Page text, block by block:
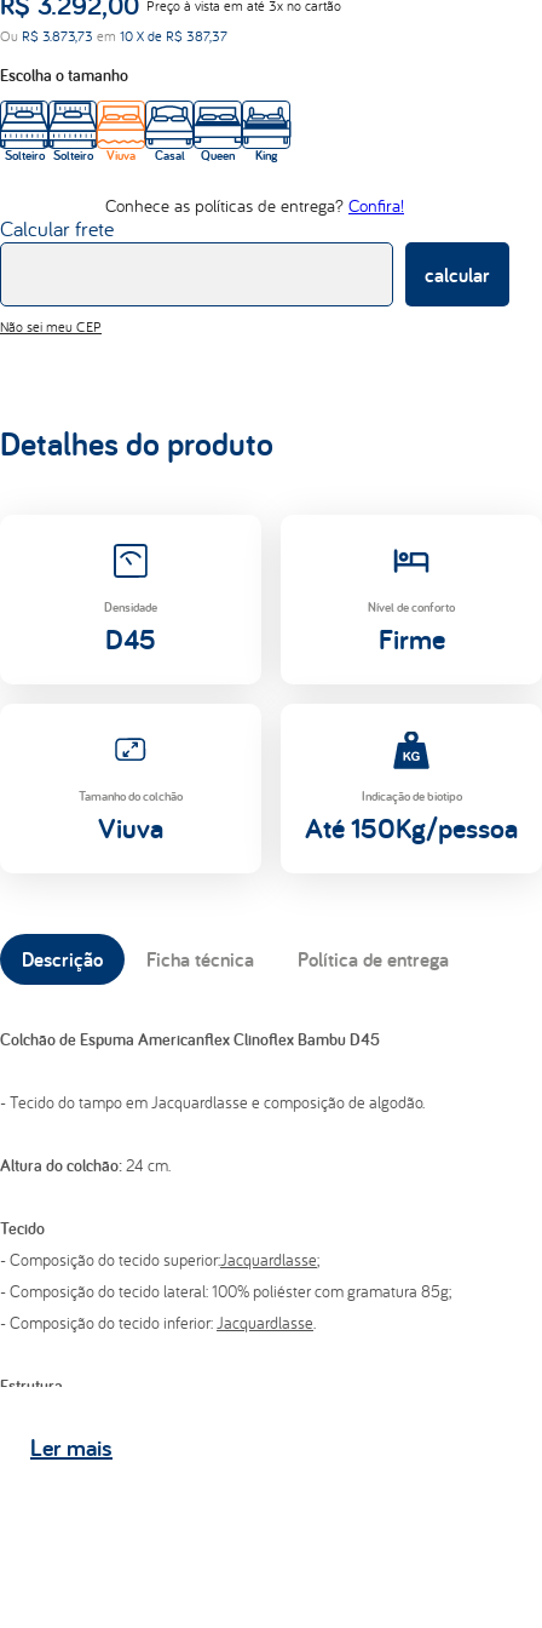
Preço à vista em até 3x no cartão
Ou R$ 3.873,73 em 10 X de R$ 387,37
Escolha o tamanho
Solteiro Solteiro Viuva Casal Queen King
Conhece as políticas de entrega? Confira!
Calcular frete
calcular
Não sei meu CEP
Detalhes do produto
Densidade
D45
Nível de conforto
Firme
Tamanho do colchão
Viuva
Indicação de biotipo
Até 150Kg/pessoa
Descrição Ficha técnica Política de entrega
Colchão de Espuma Americanflex Clinoflex Bambu D45
- Tecido do tampo em Jacquardlasse e composição de algodão.
Altura do colchão:24 cm.
Tecido
- Composição do tecido superior:Jacquardlasse;
- Composição do tecido lateral: 100% poliéster com gramatura 85g;
- Composição do tecido inferior:Jacquardlasse.
Estrutura
Lermais
d33